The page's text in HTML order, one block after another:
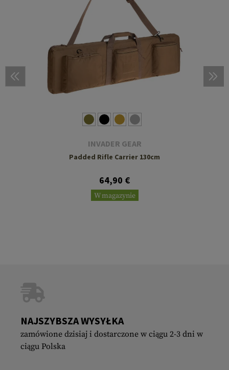
INVADER GEAR
Padded Rifle Carrier 130cm
64,90 €
W magazynie
NAJSZYBSZA WYSYŁKA
zamówione dzisiaj i dostarczone w ciągu 2-3 dni w
ciągu Polska